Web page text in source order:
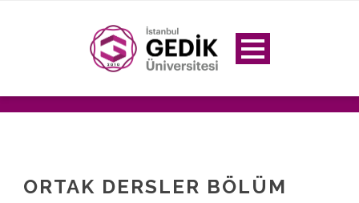
ORTAK DERSLER BÖLÜM